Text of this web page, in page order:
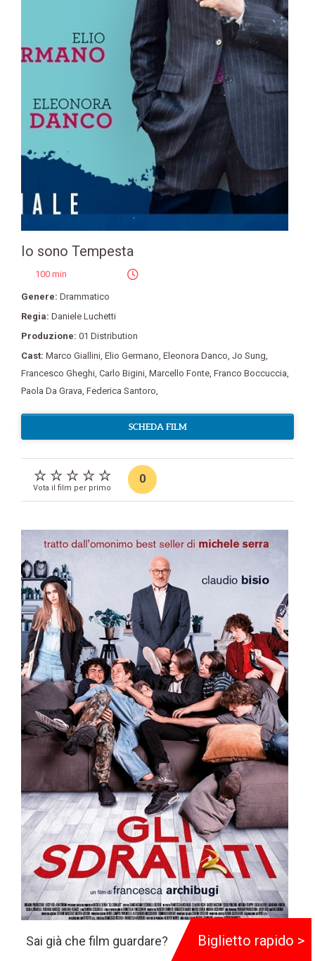
Io sono Tempesta
100 min
Genere: Drammatico
Regia: Daniele Luchetti
Produzione: 01 Distribution
Cast: Marco Giallini Elio Germano Eleonora Danco Jo Sung
Francesco Gheghi Carlo Bigini Marcello Fonte Franco Boccuccia
Paola Da Grava Federica Santoro
SCHEDA FILM
Vota il film per primo
0
Sai già che film guardare? Biglietto rapido >